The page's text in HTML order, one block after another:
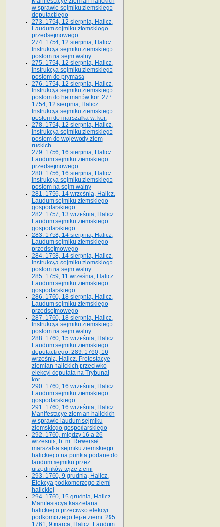
w sprawie sejmiku ziemskiego
deputackiego
273. 1754, 12 sierpnia, Halicz.
Laudum sejmiku ziemskiego
przedsejmowego
274. 1754, 12 sierpnia, Halicz.
Instrukcya sejmiku ziemskiego
posłom na sejm walny
275. 1754, 12 sierpnia, Halicz.
Instrukcya sejmiku ziemskiego
posłom do prymasa
276. 1754, 12 sierpnia, Halicz.
Instrukcya sejmiku ziemskiego
posłom do hetmanów kor. 277.
1754, 12 sierpnia, Halicz.
Instrukcya sejmiku ziemskiego
posłom do marszałka w. kor.
278. 1754, 12 sierpnia, Halicz.
Instrukcya sejmiku ziemskiego
posłom do wojewody ziem
ruskich
279. 1756, 16 sierpnia, Halicz.
Laudum sejmiku ziemskiego
przedsejmowego
280. 1756, 16 sierpnia, Halicz.
Instrukcya sejmiku ziemskiego
posłom na sejm walny
281. 1756, 14 września, Halicz.
Laudum sejmiku ziemskiego
gospodarskiego
282. 1757, 13 września, Halicz.
Laudum sejmiku ziemskiego
gospodarskiego
283. 1758, 14 sierpnia, Halicz.
Laudum sejmiku ziemskiego
przedsejmowego
284. 1758, 14 sierpnia, Halicz.
Instrukcya sejmiku ziemskiego
posłom na sejm walny
285. 1759, 11 września, Halicz.
Laudum sejmiku ziemskiego
gospodarskiego
286. 1760, 18 sierpnia, Halicz.
Laudum sejmiku ziemskiego
przedsejmowego
287. 1760, 18 sierpnia, Halicz.
Instrukcya sejmiku ziemskiego
posłom na sejm walny
288. 1760, 15 września, Halicz.
Laudum sejmiku ziemskiego
deputackiego. 289. 1760, 16
września, Halicz. Protestacye
ziemian halickich przeciwko
elekcyi deputata na Trybunał
kor.
290. 1760, 16 września, Halicz.
Laudum sejmiku ziemskiego
gospodarskiego
291. 1760, 16 września, Halicz.
Manifestacye ziemian halickich
w sprawie laudum sejmiku
ziemskiego gospodarskiego
292. 1760, między 16 a 26
września, b. m. Rewersał
marszałka sejmiku ziemskiego
halickiego na punkta podane do
laudum sejmiku przez
urzędników tejże ziemi
293. 1760, 9 grudnia, Halicz.
Elekcya podkomorzego ziemi
halickiej
294. 1760, 15 grudnia, Halicz.
Manifestacya kasztelana
halickiego przeciwko elekcyi
podkomorzego tejże ziemi. 295.
1761, 9 marca, Halicz. Laudum